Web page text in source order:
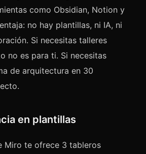
como Obsidian, Notion y
no hay plantillas, ni IA, ni
Si necesitas talleres
no es para ti. Si necesitas
de arquitectura en 30
en plantillas
Miro te ofrece 3 tableros